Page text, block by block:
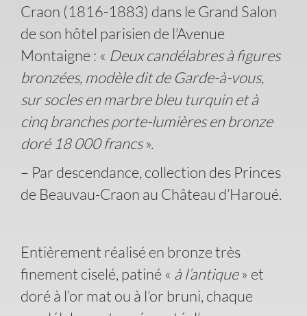
Craon (1816-1883) dans le Grand Salon
de son hôtel parisien de l’Avenue
Montaigne : « Deux candélabres à figures
bronzées, modèle dit de Garde-à-vous,
sur socles en marbre bleu turquin et à
cinq branches porte-lumières en bronze
doré 18 000 francs».
– Par descendance, collection des Princes
de Beauvau-Craon au Château d’Haroué.
Entièrement réalisé en bronze très
finement ciselé, patiné « à l’antique » et
doré à l’or mat ou à l’or bruni, chaque